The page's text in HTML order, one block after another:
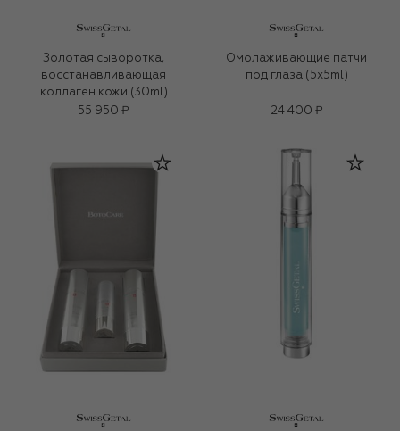
Золотая сыворотка,
восстанавливающая
коллаген кожи (30ml)
55 950 ₽
Омолаживающие патчи
под глаза (5x5ml)
24 400 ₽